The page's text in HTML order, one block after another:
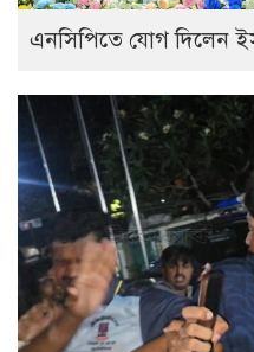
এনসিপিতে যোগ দিলেন